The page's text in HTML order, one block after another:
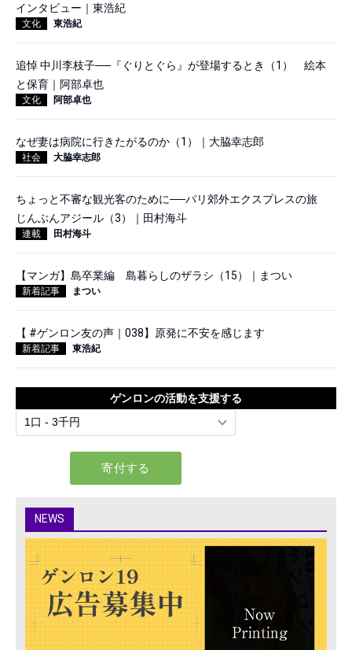
インタビュー｜東浩紀
文化 東浩紀
追悼 中川李枝子──『ぐりとぐら』が登場するとき（1） 絵本
と保育｜阿部卓也
文化 阿部卓也
なぜ妻は病院に行きたがるのか（1）｜大脇幸志郎
社会 大脇幸志郎
ちょっと不審な観光客のために──パリ郊外エクスプレスの旅
じんぶんアジール（3）｜田村海斗
連載 田村海斗
【マンガ】島卒業編 島暮らしのザラシ（15）｜まつい
新着記事 まつい
【 #ゲンロン友の声｜038】原発に不安を感じます
新着記事 東浩紀
ゲンロンの活動を支援する
NEWS